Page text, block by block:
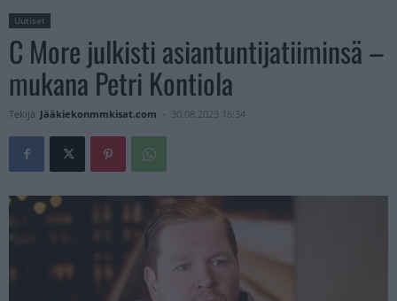
Uutiset
C More julkisti asiantuntijatiiminsä –
mukana Petri Kontiola
Tekijä Jääkiekonmmkisat.com - 30.08.2023 16:34